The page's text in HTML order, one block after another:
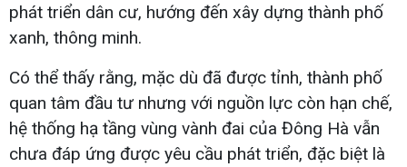
phát triển dân cư, hướng đến xây dựng thành phố
xanh, thông minh.
Có thể thấy rằng, mặc dù đã được tỉnh, thành phố
quan tâm đầu tư nhưng với nguồn lực còn hạn chế,
hệ thống hạ tầng vùng vành đai của Đông Hà vẫn
chưa đáp ứng được yêu cầu phát triển, đặc biệt là